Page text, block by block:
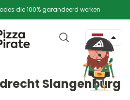
die 100% garandeerd werken
Slangenburg